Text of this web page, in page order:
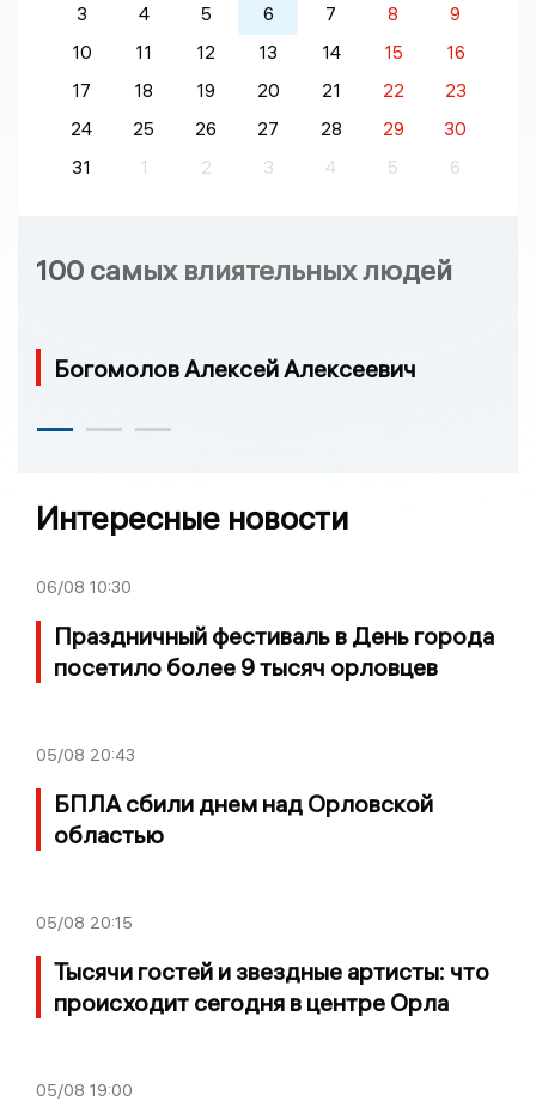
3
4 5 6 7 8
9
10
11 12 13 14 15
16
17
18 19 20 21 22
23
24
25 26 27 28 29
30
31
1 2 3 4 5 6
100 самых влиятельных людей
Богомолов Алексей Алексеевич
Интересные новости
06/08 10:30
Праздничный фестиваль в День города
посетило более 9 тысяч орловцев
05/08 20:43
БПЛА сбили днем над Орловской
областью
05/08 20:15
Тысячи гостей и звездные артисты: что
происходит сегодня в центре Орла
05/08 19:00